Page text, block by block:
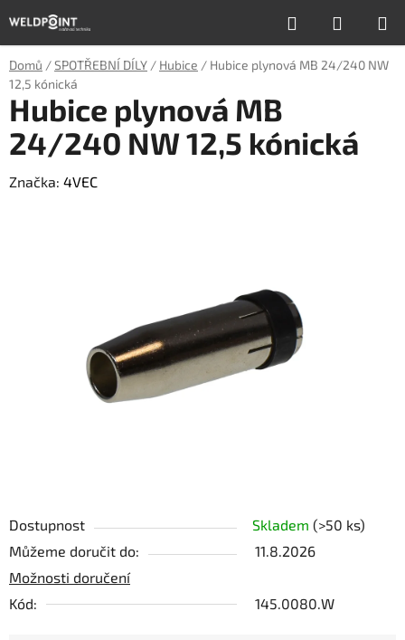
na
obsah
Hledat
KOŠÍK
Domů /SPOTŘEBNÍ DÍLY / Hubice / Hubice plynová MB 24/240 NW
12,5 kónická
Dostupnost Skladem (>50 ks)
Můžeme doručit do:
11.8.2026
Možnosti doručení
Kód:
145.0080.W
Hubice plynová MB
24/240 NW 12,5 kónická
Značka: 4VEC